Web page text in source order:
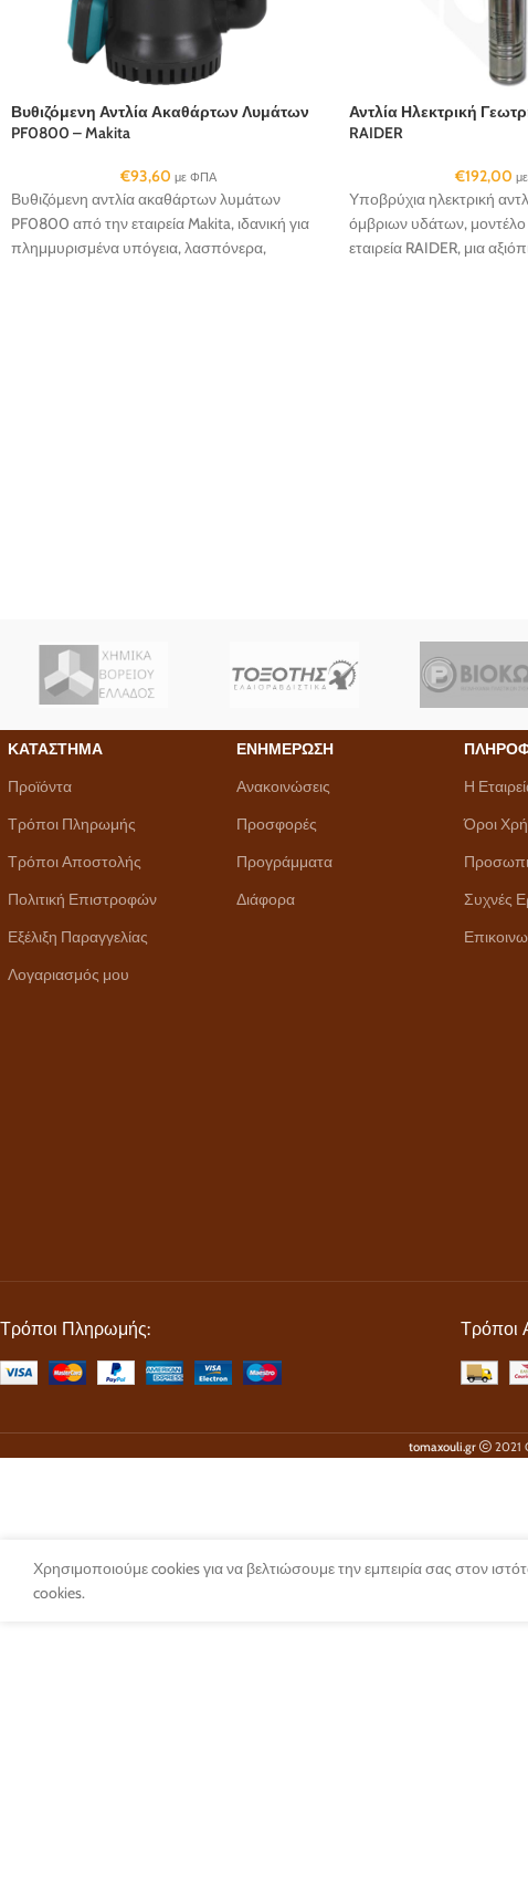
Βυθιζόμενη Αντλία Ακαθάρτων Λυμάτων
PF0800 – Makita
€93,60 με ΦΠΑ
Βυθιζόμενη αντλία ακαθάρτων λυμάτων
PF0800 από την εταιρεία Makita, ιδανική για
πλημμυρισμένα υπόγεια, λασπόνερα,
Αντλία Ηλεκτρική
RAIDER
€192,00
Υποβρύχια ηλεκτρική
όμβριων υδάτων,
εταιρεία RAIDER, μια
ΚΑΤΑΣΤΗΜΑ
Προϊόντα
Τρόποι Πληρωμής
Τρόποι Αποστολής
Πολιτική Επιστροφών
Εξέλιξη Παραγγελίας
Λογαριασμός μου
ΕΝΗΜΕΡΩΣΗ
Ανακοινώσεις
Προσφορές
Προγράμματα
Διάφορα
Η
Όροι
Συχνές
Τρόποι Πληρωμής: Τρόποι
tomaxouli.gr 2021
Χρησιμοποιούμε cookies για να βελτιώσουμε την εμπειρία σας στον
cookies.